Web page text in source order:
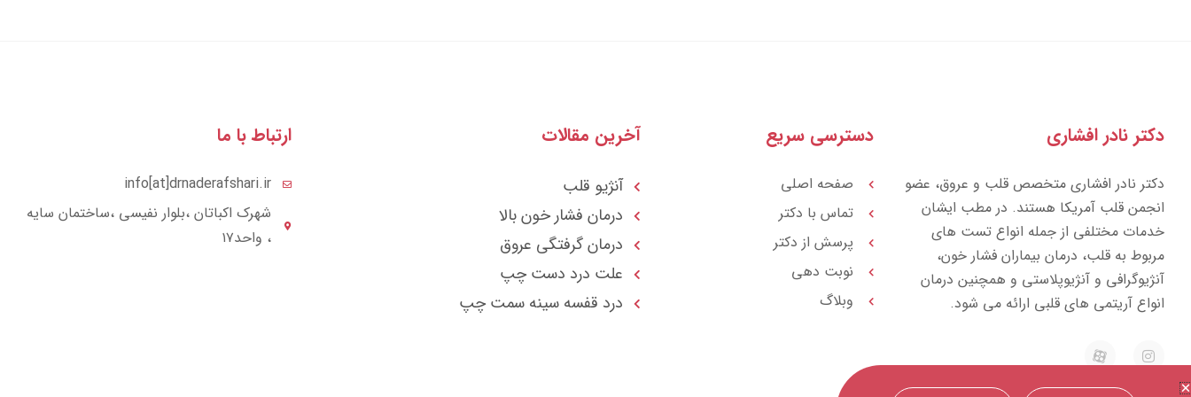
دکتر نادر افشاری
دکتر نادر افشاری متخصص قلب و عروق، عضو
انجمن قلب آمریکا هستند. در مطب ایشان
خدمات مختلفی از جمله انواع تست های
مربوط به قلب، درمان بیماران فشار خون،
آنژیوگرافی و آنژیوپلاستی و همچنین درمان
انواع آریتمی های قلبی ارائه می شود.
I
n
E
a
a
دسترسی سریع
صفحه اصلی
تماس با دکتر
پرسش از دکتر
نوبت دهی
وبلاگ
آخرین مقالات
آنژیو قلب
درمان فشار خون بالا
درمان گرفتگی عروق
علت درد دست چپ
درد قفسه سينه سمت چپ
ارتباط با ما
info[at]drnaderafshari.ir
شهرک اکباتان ،بلوار نفیسی ،ساختمان سایه
، واحد۱۷